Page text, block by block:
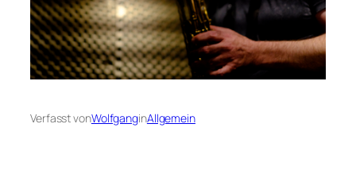
Verfasst vonWolfganginAllgemein